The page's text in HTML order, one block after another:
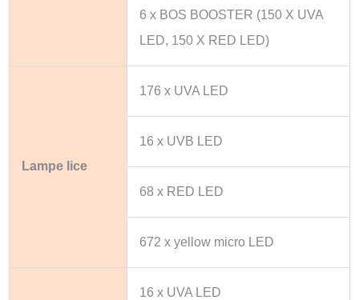
6 x BOS BOOSTER (150 X UVA
LED, 150 X RED LED)
Lampe lice
176 x UVA LED
16 x UVB LED
68 x RED LED
672 x yellow micro LED
16 x UVA LED